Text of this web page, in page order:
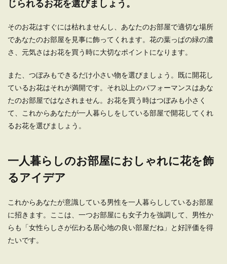
一人暮らしでも広く見せるレイアウ
ト。女子のすっきりインテリア
一人暮らしをする場合には、ワンルームなどのコ
ンパクトなお部屋を選ぶ方が多いですよね。そこ
で悩...
じられるお花を選びましょう。
そのお花はすぐには枯れませんし、あなたのお部屋で適切な場所
であなたのお部屋を見事に飾ってくれます。花の葉っぱの緑の濃
さ、元気さはお花を買う時に大切なポイントになります。
また、つぼみもできるだけ小さい物を選びましょう。既に開花し
ているお花はそれが満開です。それ以上のパフォーマンスはあな
たのお部屋ではなされません。お花を買う時はつぼみも小さく
て、これからあなたが一人暮らしをしている部屋で開花してくれ
るお花を選びましょう。
一人暮らしのお部屋におしゃれに花を飾
るアイデア
これからあなたが意識している男性を一人暮らししているお部屋
に招きます。ここは、一つお部屋にも女子力を強調して、男性か
らも「女性らしさが伝わる居心地の良い部屋だね」と好評価を得
たいです。